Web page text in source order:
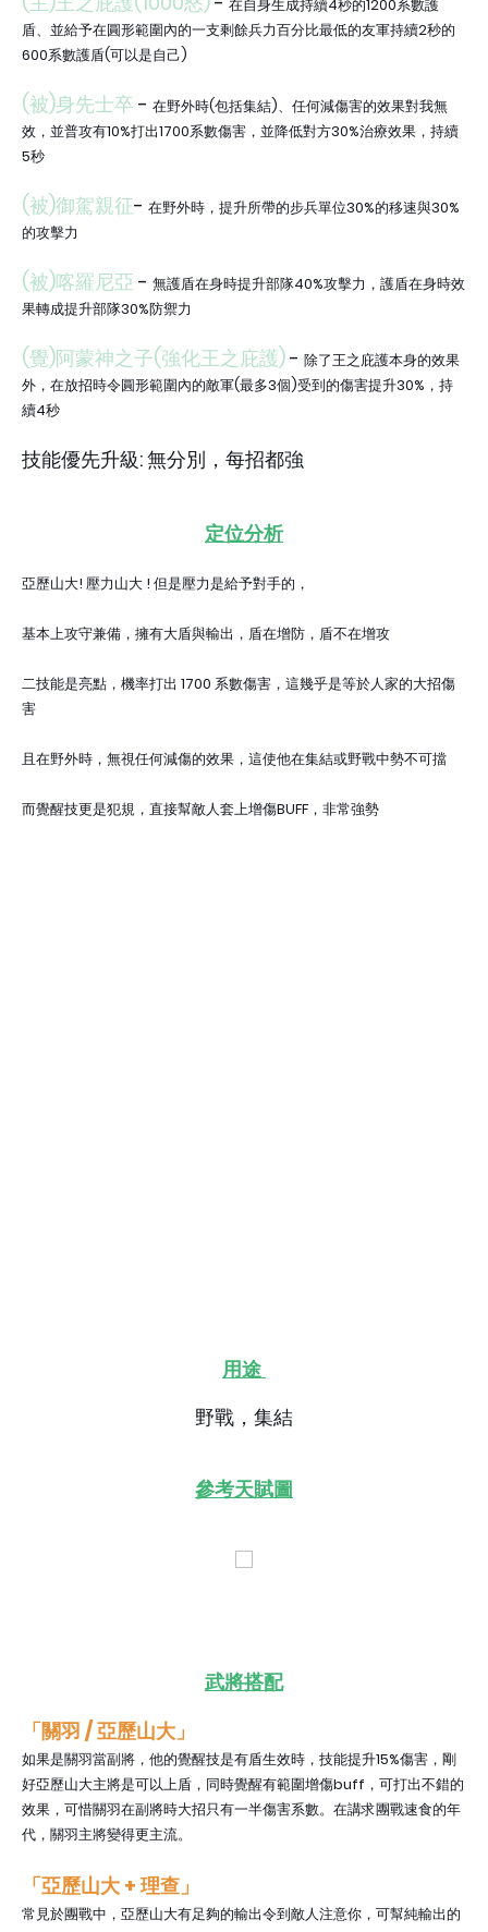
在自身生成持續4秒的1200系數護
盾、並給予在圓形範圍內的一支剩餘兵力百分比最低的友軍持續2秒的
600系數護盾(可以是自己)
(被)身先士卒 - 在野外時(包括集結)、任何減傷害的效果對我無
效，並普攻有10%打出1700系數傷害，並降低對方30%治療效果，持續
5秒
(被)御駕親征- 在野外時，提升所帶的步兵單位30%的移速與30%
的攻擊力
(被)喀羅尼亞 - 無護盾在身時提升部隊40%攻擊力，護盾在身時效
果轉成提升部隊30%防禦力
(覺)阿蒙神之子(強化王之庇護)- 除了王之庇護本身的效果
外，在放招時令圓形範圍內的敵軍(最多3個)受到的傷害提升30%，持
續4秒
技能優先升級: 無分別，每招都強
定位分析
亞歷山大! 壓力山大 ! 但是壓力是給予對手的，
基本上攻守兼備，擁有大盾與輸出，盾在增防，盾不在增攻
二技能是亮點，機率打出 1700 系數傷害，這幾乎是等於人家的大招傷
害
且在野外時，無視任何減傷的效果，這使他在集結或野戰中勢不可擋
而覺醒技更是犯規，直接幫敵人套上增傷BUFF，非常強勢
用途
野戰，集結
參考天賦圖
武將搭配
「關羽 / 亞歷山大」
如果是關羽當副將，他的覺醒技是有盾生效時，技能提升15%傷害，剛
好亞歷山大主將是可以上盾，同時覺醒有範圍增傷buff，可打出不錯的
效果，可惜關羽在副將時大招只有一半傷害系數。在講求團戰速食的年
代，關羽主將變得更主流。
「亞歷山大+ 理查」
常見於團戰中，亞歷山大有足夠的輸出令到敵人注意你，可幫純輸出的